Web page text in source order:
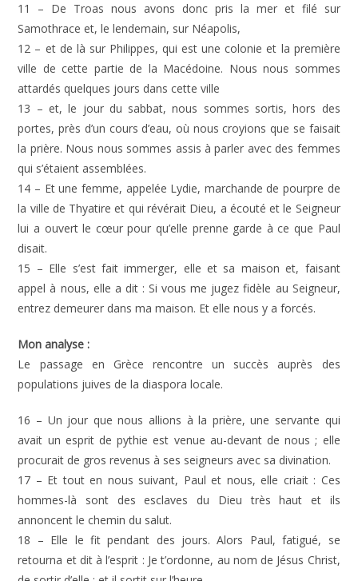
11 – De Troas nous avons donc pris la mer et filé sur
Samothrace et, le lendemain, sur Néapolis,
12 – et de là sur Philippes, qui est une colonie et la première
ville de cette partie de la Macédoine. Nous nous sommes
attardés quelques jours dans cette ville
13 – et, le jour du sabbat, nous sommes sortis, hors des
portes, près d’un cours d’eau, où nous croyions que se faisait
la prière. Nous nous sommes assis à parler avec des femmes
qui s’étaient assemblées.
14 – Et une femme, appelée Lydie, marchande de pourpre de
la ville de Thyatire et qui révérait Dieu, a écouté et le Seigneur
lui a ouvert le cœur pour qu’elle prenne garde à ce que Paul
disait.
15 – Elle s’est fait immerger, elle et sa maison et, faisant
appel à nous, elle a dit : Si vous me jugez fidèle au Seigneur,
entrez demeurer dans ma maison. Et elle nous y a forcés.
Mon analyse :
Le passage en Grèce rencontre un succès auprès des
populations juives de la diaspora locale.
16 – Un jour que nous allions à la prière, une servante qui
avait un esprit de pythie est venue au-devant de nous ; elle
procurait de gros revenus à ses seigneurs avec sa divination.
17 – Et tout en nous suivant, Paul et nous, elle criait : Ces
hommes-là sont des esclaves du Dieu très haut et ils
annoncent le chemin du salut.
18 – Elle le fit pendant des jours. Alors Paul, fatigué, se
retourna et dit à l’esprit : Je t’ordonne, au nom de Jésus Christ,